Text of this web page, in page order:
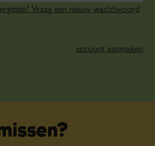
Vraag een nieuw wachtwoord
account aanmaken